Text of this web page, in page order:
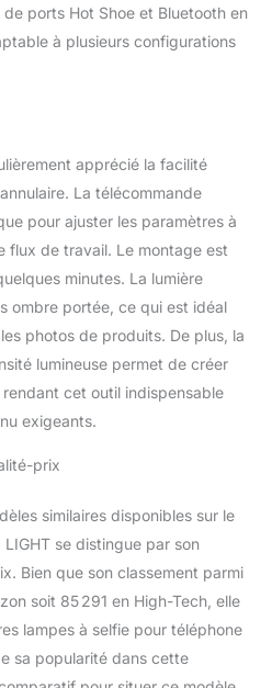
la télécommande IR
jusqu'à 2.5 mètres de
distance (98") avec notre
besoin de prendre des
photos avec plus de
téléphones portables ou
d'appareils photo, c'est
ports de griffe flash vous
permettent de monter 3
téléphones ou 2
téléphones et 1 petite
caméra en même temps.
Il est également livré
avec 2 ports de
chargement de votre
pendant la diffusion en
direct. 【Ce que vous
obtiendrez】 1 x 19
pouces LED Ring Light, 1
x Ring Light Stand, 2 x
Support de téléphone
réglable, 1 xTripod Head,
1 x Phone / Camera
ports Hot Shoe et Bluetooth en
à plusieurs configurations
apprécié la facilité
La télécommande
pour ajuster les paramètres à
flux de travail. Le montage est
minutes. La lumière
ombre portée, ce qui est idéal
photos de produits. De plus, la
lumineuse permet de créer
cet outil indispensable
exigeants.
prix
similaires disponibles sur le
se distingue par son
Bien que son classement parmi
soit 85 291 en High-Tech, elle
lampes à selfie pour téléphone
sa popularité dans cette